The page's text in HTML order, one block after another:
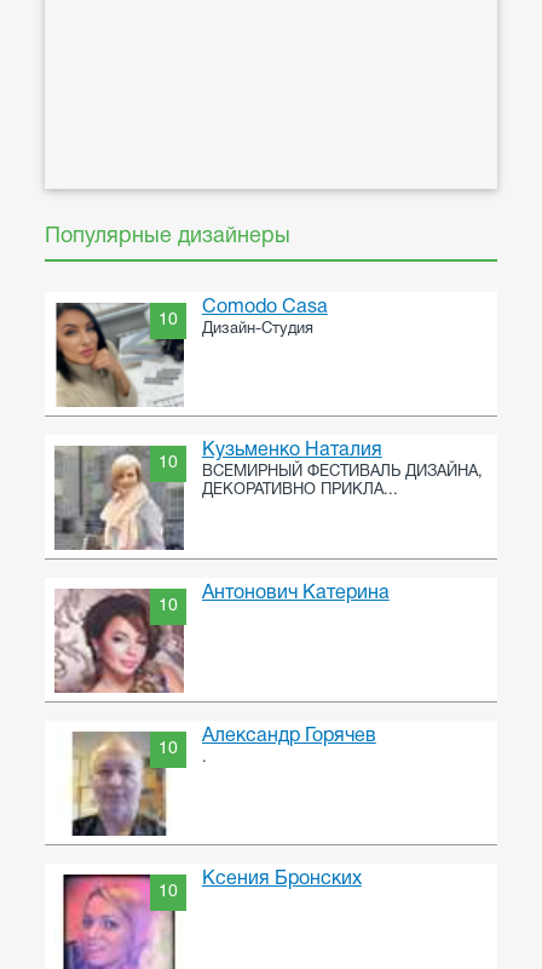
Популярные дизайнеры
10
Comodo Casa
Дизайн-Студия
10
Кузьменко Наталия
ВСЕМИРНЫЙ ФЕСТИВАЛЬ ДИЗАЙНА,
ДЕКОРАТИВНО ПРИКЛА...
10
Антонович Катерина
10
Александр Горячев
.
10
Ксения Бронских